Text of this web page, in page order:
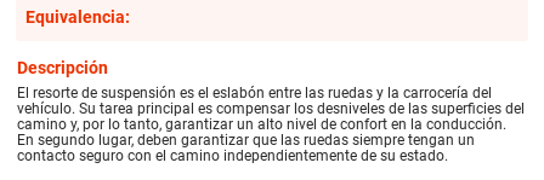
Equivalencia:
Descripción
El resorte de suspensión es el eslabón entre las ruedas y la carrocería del
vehículo. Su tarea principal es compensar los desniveles de las superficies del
camino y, por lo tanto, garantizar un alto nivel de confort en la conducción.
En segundo lugar, deben garantizar que las ruedas siempre tengan un
contacto seguro con el camino independientemente de su estado.